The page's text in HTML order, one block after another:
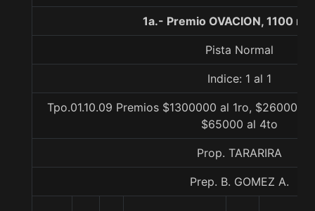
1a.- Premio OVACION, 1100
Pista Normal
Indice: 1 al 1
Tpo.01.10.09 Premios $1300000 al 1ro, $260000
$65000 al 4to
Prop. TARARIRA
Prep. B. GOMEZ A.